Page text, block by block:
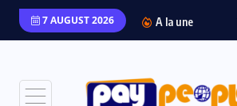
7 AUGUST 2026 A la une